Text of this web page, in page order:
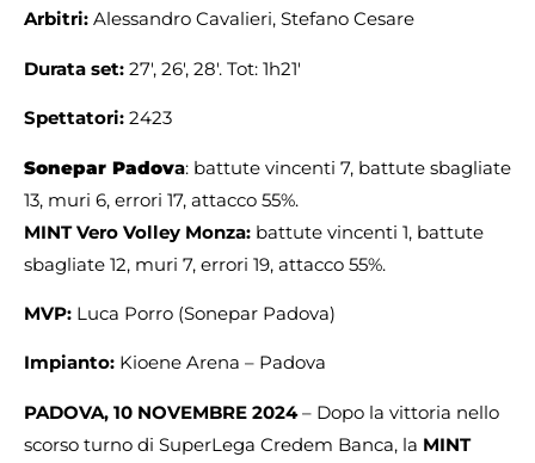
Arbitri: Alessandro Cavalieri, Stefano Cesare
Durata set: 27′, 26′, 28′. Tot: 1h21′
Spettatori: 2423
Sonepar Padova: battute vincenti 7, battute sbagliate
13, muri 6, errori 17, attacco 55%.
MINT Vero Volley Monza: battute vincenti 1, battute
sbagliate 12, muri 7, errori 19, attacco 55%.
MVP: Luca Porro (Sonepar Padova)
Impianto: Kioene Arena – Padova
PADOVA, 10 NOVEMBRE 2024– Dopo la vittoria nello
scorso turno di SuperLega Credem Banca, la MINT